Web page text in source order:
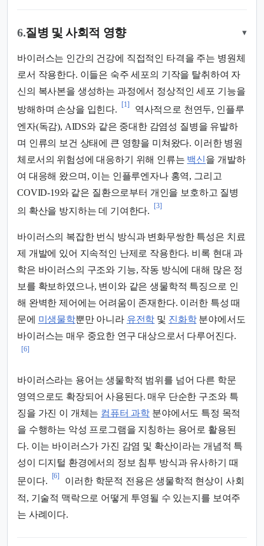
6.질병 및 사회적 영향 ▾
바이러스는 인간의 건강에 직접적인 타격을 주는 병원체
로서 작용한다. 이들은 숙주 세포의 기작을 탈취하여 자
신의 복사본을 생성하는 과정에서 정상적인 세포 기능을
방해하며 손상을 입힌다.
[1]
역사적으로 천연두, 인플루
엔자(독감), AIDS와 같은 중대한 감염성 질병을 유발하
며 인류의 보건 상태에 큰 영향을 미쳐왔다. 이러한 병원
체로서의 위험성에 대응하기 위해 인류는 백신을 개발하
여 대응해 왔으며, 이는 인플루엔자나 홍역, 그리고
COVID-19와 같은 질환으로부터 개인을 보호하고 질병
의 확산을 방지하는 데 기여한다.
[3]
바이러스의 복잡한 번식 방식과 변화무쌍한 특성은 치료
제 개발에 있어 지속적인 난제로 작용한다. 비록 현대 과
학은 바이러스의 구조와 기능, 작동 방식에 대해 많은 정
보를 확보하였으나, 변이와 같은 생물학적 특징으로 인
해 완벽한 제어에는 어려움이 존재한다. 이러한 특성 때
문에 미생물학뿐만 아니라 유전학 및 진화학분야에서도
바이러스는 매우 중요한 연구 대상으로서 다루어진다.
[6]
바이러스라는 용어는 생물학적 범위를 넘어 다른 학문
영역으로도 확장되어 사용된다. 매우 단순한 구조와 특
징을 가진 이 개체는 컴퓨터 과학 분야에서도 특정 목적
을 수행하는 악성 프로그램을 지칭하는 용어로 활용된
다. 이는 바이러스가 가진 감염 및 확산이라는 개념적 특
성이 디지털 환경에서의 정보 침투 방식과 유사하기 때
문이다.
[6]
이러한 학문적 전용은 생물학적 현상이 사회
적, 기술적 맥락으로 어떻게 투영될 수 있는지를 보여주
는 사례이다.